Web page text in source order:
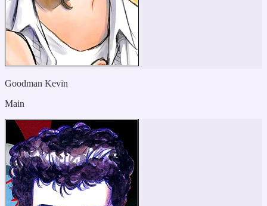
Goodman Kevin
Main